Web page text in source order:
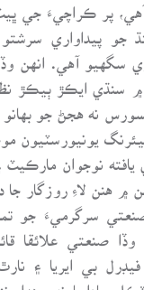
پر ڪراچيءَ جي
جو پيداواري سرشتو
سگهيو آهي. انهن
۾ سنڌي ايڪڙ ٻيڪڙ
نه هجڻ جو بهانو
يونيورسٽيون
نوجوان مارڪيٽ
۾ هنن لاءِ روزگار جا
سرگرميءَ جو
صنعتي علائقا
فيڊرل بي ايريا ۽
ساڍا يارنهن هزار